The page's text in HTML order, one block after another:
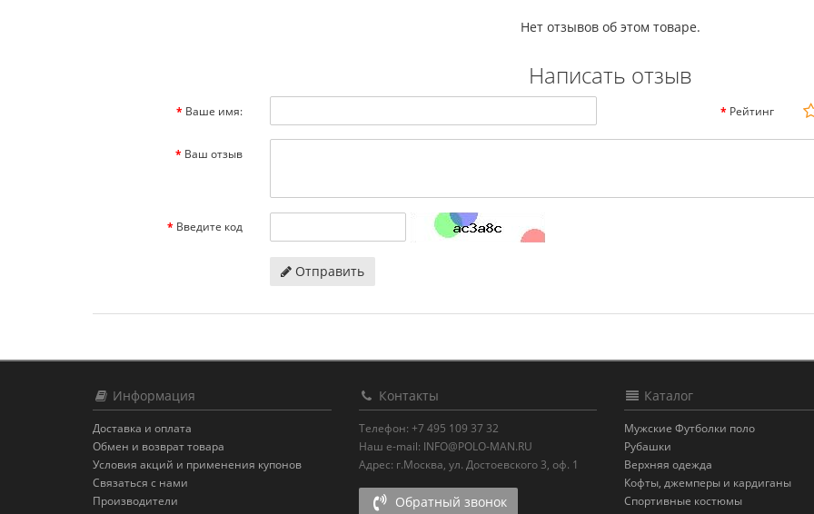
Нет отзывов об этом товаре.
Написать отзыв
Ваше имя: Рейтинг
Ваш отзыв
Введите код
Отправить
Информация
Доставка и оплата
Обмен и возврат товара
Условия акций и применения купонов
Связаться с нами
Производители
Контакты
Телефон: +7 495 109 37 32
Наш e-mail: INFO@POLO-MAN.RU
Адрес: г.Москва, ул. Достоевского 3, оф. 1
Обратный звонок
Каталог
Мужские Футболки поло
Рубашки
Верхняя одежда
Кофты, джемперы и кардиганы
Спортивные костюмы